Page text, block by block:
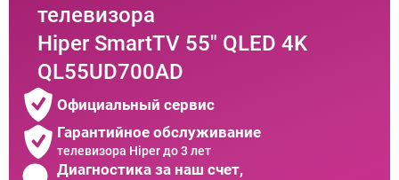
телевизора
Hiper SmartTV 55" QLED 4K
QL55UD700AD
Официальный сервис
Гарантийное обслуживание
телевизора Hiper до 3 лет
Диагностика за наш счет,